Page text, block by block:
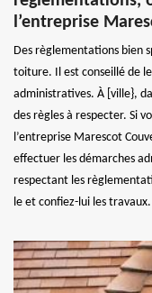
l’entreprise
Des règlementations bien
toiture. Il est conseillé de
administratives. À [ville},
des règles à respecter. Si
l’entreprise Marescot
effectuer les démarches
respectant les
le et confiez-lui les travaux.